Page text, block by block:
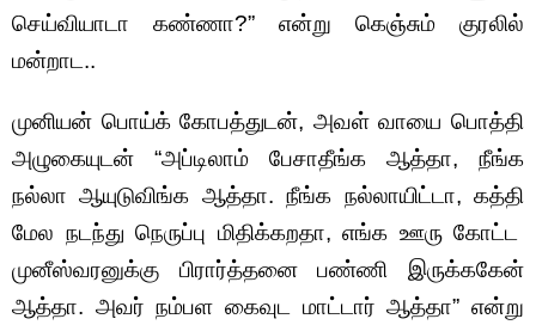
செய்வியாடா கண்ணா?” என்று கெஞ்சும் குரலில்
மன்றாட..
முனியன் பொய்க் கோபத்துடன், அவள் வாயை பொத்தி
அழுகையுடன் “அப்டிலாம் பேசாதீங்க ஆத்தா, நீங்க
நல்லா ஆயுடுவிங்க ஆத்தா. நீங்க நல்லாயிட்டா, கத்தி
மேல நடந்து நெருப்பு மிதிக்கறதா, எங்க ஊரு கோட்ட
முனீஸ்வரனுக்கு பிரார்த்தனை பண்ணி இருக்ககேன்
ஆத்தா. அவர் நம்பள கைவுட மாட்டார் ஆத்தா” என்று